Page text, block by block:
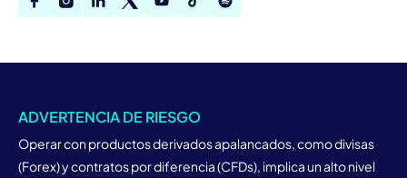
ADVERTENCIA DE RIESGO
Operar con productos derivados apalancados, como divisas
(Forex) y contratos por diferencia (CFDs), implica un alto nivel